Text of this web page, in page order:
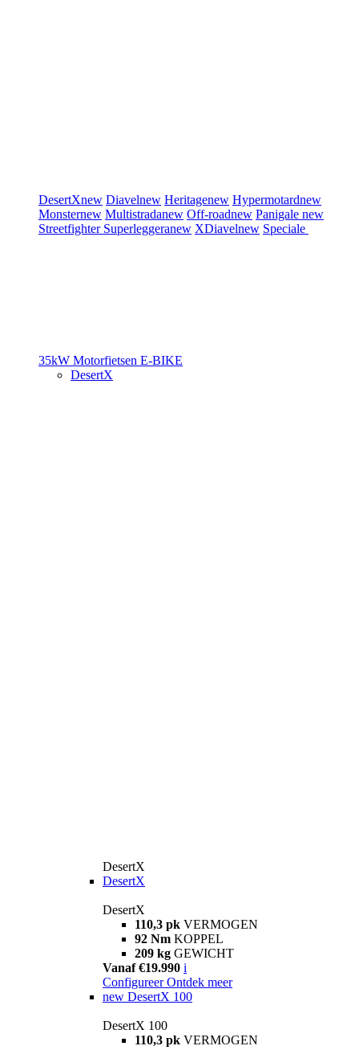
DesertXnew Diavelnew Heritagenew Hypermotardnew
Monsternew Multistradanew Off-roadnew Panigale new
Streetfighter Superleggeranew XDiavelnew Speciale
35kW Motorfietsen E-BIKE
DesertX
DesertX
DesertX
DesertX
110,3 pk VERMOGEN
92 Nm KOPPEL
209 kg GEWICHT
Vanaf €19.990 i
Configureer Ontdek meer
new DesertX 100
DesertX 100
110,3 pk VERMOGEN